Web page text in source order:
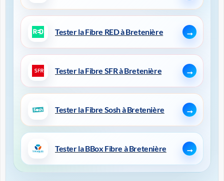
Tester la Fibre RED à Bretenière
Tester la Fibre SFR à Bretenière
Tester la Fibre Sosh à Bretenière
Tester la BBox Fibre à Bretenière